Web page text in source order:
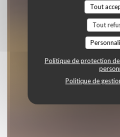
Tout
Tout
Politique de protection
Politique de